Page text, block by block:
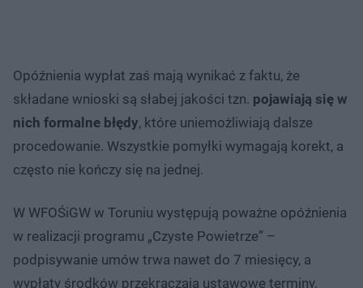
Opóźnienia wypłat zaś mają wynikać z faktu, że
składane wnioski są słabej jakości tzn. pojawiają się w
nich formalne błędy, które uniemożliwiają dalsze
procedowanie. Wszystkie pomyłki wymagają korekt, a
często nie kończy się na jednej.
W WFOŚiGW w Toruniu występują poważne opóźnienia
w realizacji programu „Czyste Powietrze” –
podpisywanie umów trwa nawet do 7 miesięcy, a
wypłaty środków przekraczają ustawowe terminy.